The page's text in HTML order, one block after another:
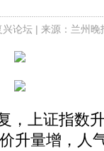
兴论坛| 来源：兰州晚
上证指数
升量增，人